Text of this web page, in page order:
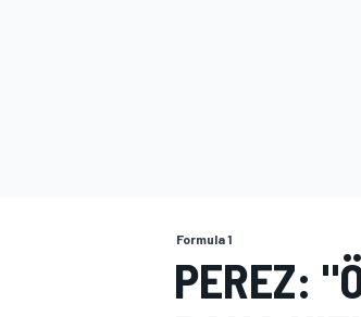
Formula 1
PEREZ: